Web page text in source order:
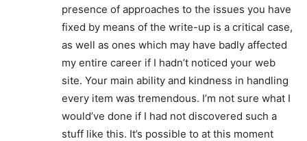
presence of approaches to the issues you have
fixed by means of the write-up is a critical case,
as well as ones which may have badly affected
my entire career if I hadn’t noticed your web
site. Your main ability and kindness in handling
every item was tremendous. I’m not sure what I
would’ve done if I had not discovered such a
stuff like this. It’s possible to at this moment